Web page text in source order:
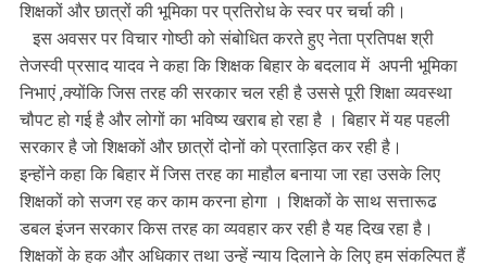
शिक्षकों और छात्रों की भूमिका पर प्रतिरोध के स्वर पर चर्चा की।
इस अवसर पर विचार गोष्ठी को संबोधित करते हुए नेता प्रतिपक्ष श्री
तेजस्वी प्रसाद यादव ने कहा कि शिक्षक बिहार के बदलाव में अपनी भूमिका
निभाएं ,क्योंकि जिस तरह की सरकार चल रही है उससे पूरी शिक्षा व्यवस्था
चौपट हो गई है और लोगों का भविष्य खराब हो रहा है । बिहार में यह पहली
सरकार है जो शिक्षकों और छात्रों दोनों को प्रताड़ित कर रही है।
इन्होंने कहा कि बिहार में जिस तरह का माहौल बनाया जा रहा उसके लिए
शिक्षकों को सजग रह कर काम करना होगा । शिक्षकों के साथ सत्तारूढ
डबल इंजन सरकार किस तरह का व्यवहार कर रही है यह दिख रहा है।
शिक्षकों के हक और अधिकार तथा उन्हें न्याय दिलाने के लिए हम संकल्पित हैं